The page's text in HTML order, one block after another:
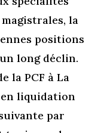
la
positions
long déclin.
la PCF à La
liquidation
par